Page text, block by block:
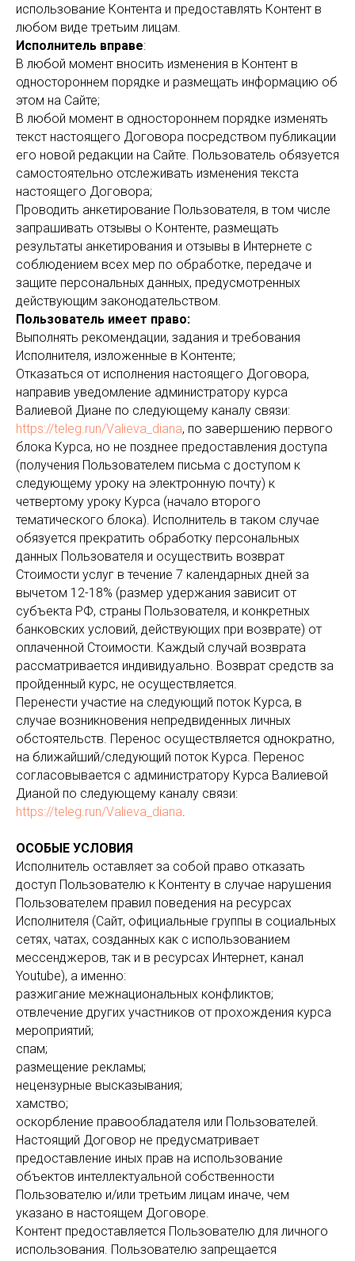
использование Контента и предоставлять Контент в
любом виде третьим лицам.
Исполнитель вправе:
В любой момент вносить изменения в Контент в
одностороннем порядке и размещать информацию об
этом на Сайте;
В любой момент в одностороннем порядке изменять
текст настоящего Договора посредством публикации
его новой редакции на Сайте. Пользователь обязуется
самостоятельно отслеживать изменения текста
настоящего Договора;
Проводить анкетирование Пользователя, в том числе
запрашивать отзывы о Контенте, размещать
результаты анкетирования и отзывы в Интернете с
соблюдением всех мер по обработке, передаче и
защите персональных данных, предусмотренных
действующим законодательством.
Пользователь имеет право:
Выполнять рекомендации, задания и требования
Исполнителя, изложенные в Контенте;
Отказаться от исполнения настоящего Договора,
направив уведомление администратору курса
Валиевой Диане по следующему каналу связи:
https://teleg.run/Valieva_diana, по завершению первого
блока Курса, но не позднее предоставления доступа
(получения Пользователем письма с доступом к
следующему уроку на электронную почту) к
четвертому уроку Курса (начало второго
тематического блока). Исполнитель в таком случае
обязуется прекратить обработку персональных
данных Пользователя и осуществить возврат
Стоимости услуг в течение 7 календарных дней за
вычетом 12-18% (размер удержания зависит от
субъекта РФ, страны Пользователя, и конкретных
банковских условий, действующих при возврате) от
оплаченной Стоимости. Каждый случай возврата
рассматривается индивидуально. Возврат средств за
пройденный курс, не осуществляется.
Перенести участие на следующий поток Курса, в
случае возникновения непредвиденных личных
обстоятельств. Перенос осуществляется однократно,
на ближайший/следующий поток Курса. Перенос
согласовывается с администратору Курса Валиевой
Дианой по следующему каналу связи:
https://teleg.run/Valieva_diana
ОСОБЫЕ УСЛОВИЯ
Исполнитель оставляет за собой право отказать
доступ Пользователю к Контенту в случае нарушения
Пользователем правил поведения на ресурсах
Исполнителя (Сайт, официальные группы в социальных
сетях, чатах, созданных как с использованием
мессенджеров, так и в ресурсах Интернет, канал
Youtube), а именно:
разжигание межнациональных конфликтов;
отвлечение других участников от прохождения курса
мероприятий;
спам;
размещение рекламы;
нецензурные высказывания;
хамство;
оскорбление правообладателя или Пользователей.
Настоящий Договор не предусматривает
предоставление иных прав на использование
объектов интеллектуальной собственности
Пользователю и/или третьим лицам иначе, чем
указано в настоящем Договоре.
Контент предоставляется Пользователю для личного
использования. Пользователю запрещается